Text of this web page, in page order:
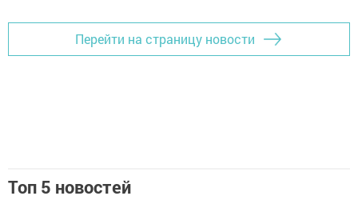
Перейти на страницу новости
Топ 5 новостей